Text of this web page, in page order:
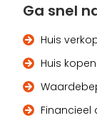
Ga snel
Huis
Huis kopen
Financieel